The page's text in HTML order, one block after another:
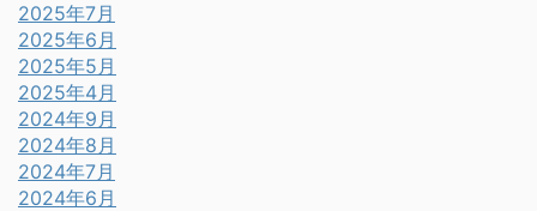
2025年7月
2025年6月
2025年5月
2025年4月
2024年9月
2024年8月
2024年7月
2024年6月